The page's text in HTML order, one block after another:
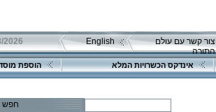
צור קשר עם עולם
התורה
English
אינדקס הכשרויות המלא הוספת
חפש